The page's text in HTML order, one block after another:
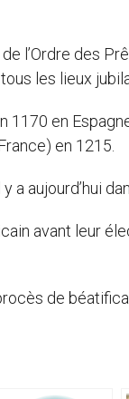
l’Ordre des
les lieux
1170 en
en 1215.
a aujourd’hui
avant leur
de